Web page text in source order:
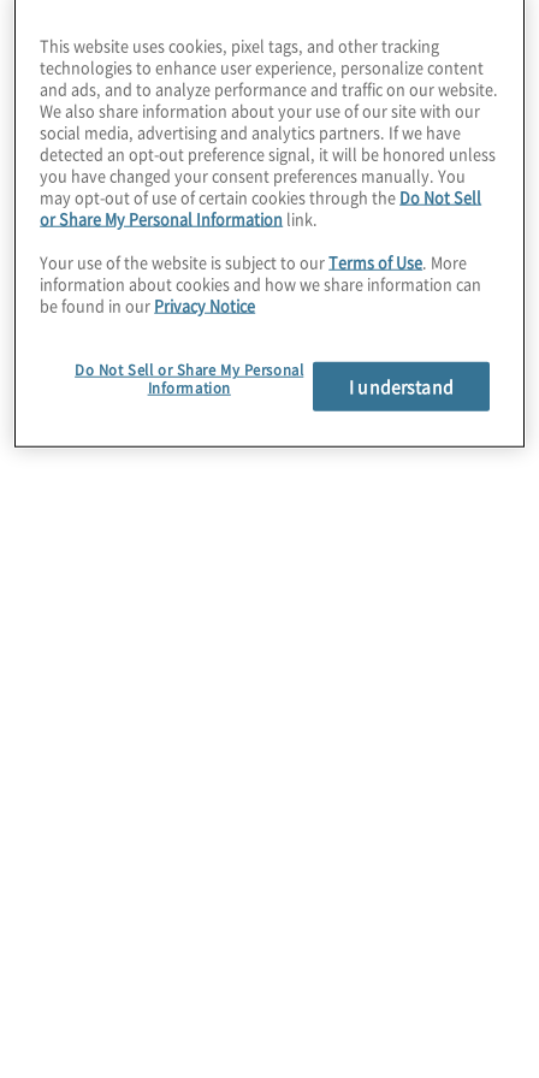
Brücke in die
Krypto-Zukunft oder
eine regulatorische
Mauer?
Die Markets in Crypto-Assets Regulation (MiCAR) stellt
einen grundlegenden Wandel in der Regulierung von
Anstatt schrittweise Compliance-Anforderungen
This website uses cookies, pixel tags, and other tracking
technologies to enhance user experience, personalize content
and ads, and to analyze performance and traffic on our website.
We also share information about your use of our site with our
social media, advertising and analytics partners. If we have
detected an opt-out preference signal, it will be honored unless
you have changed your consent preferences manually. You
may opt-out of use of certain cookies through the Do Not Sell
or Share My Personal Information link.
Your use of the website is subject to ourTerms of Use. More
information about cookies and how we share information can
be found in our Privacy Notice
Do Not Sell or Share My Personal
Information
I understand